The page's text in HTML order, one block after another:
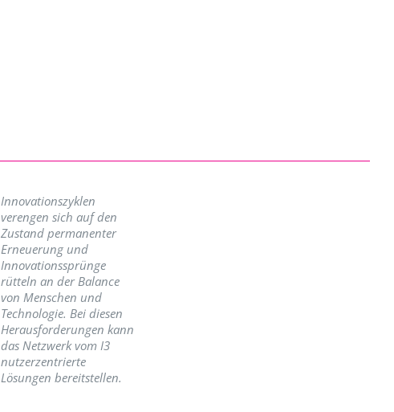
Innovationszyklen
verengen sich auf den
Zustand permanenter
Erneuerung und
Innovationssprünge
rütteln an der Balance
von Menschen und
Technologie. Bei diesen
Herausforderungen kann
das Netzwerk vom I3
nutzerzentrierte
Lösungen bereitstellen.